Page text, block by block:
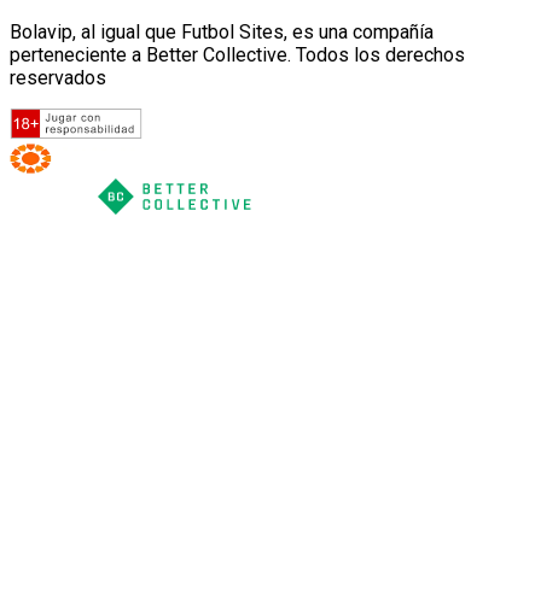
Bolavip, al igual que Futbol Sites, es una compañía
perteneciente a Better Collective. Todos los derechos
reservados